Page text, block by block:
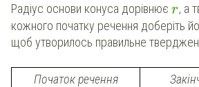
Радіус основи конуса дорівнює r, а
кожного початку речення доберіть
щоб утворилось правильне
Початок речення